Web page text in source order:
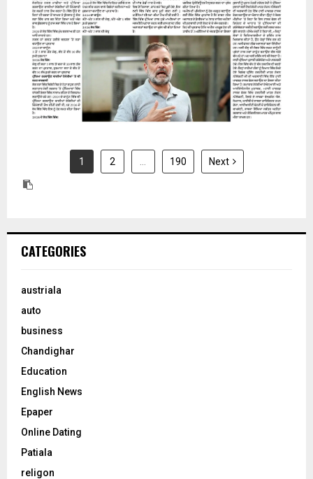
1 2 190 Next
CATEGORIES
austriala
auto
business
Chandighar
Education
English News
Epaper
Online Dating
Patiala
religon